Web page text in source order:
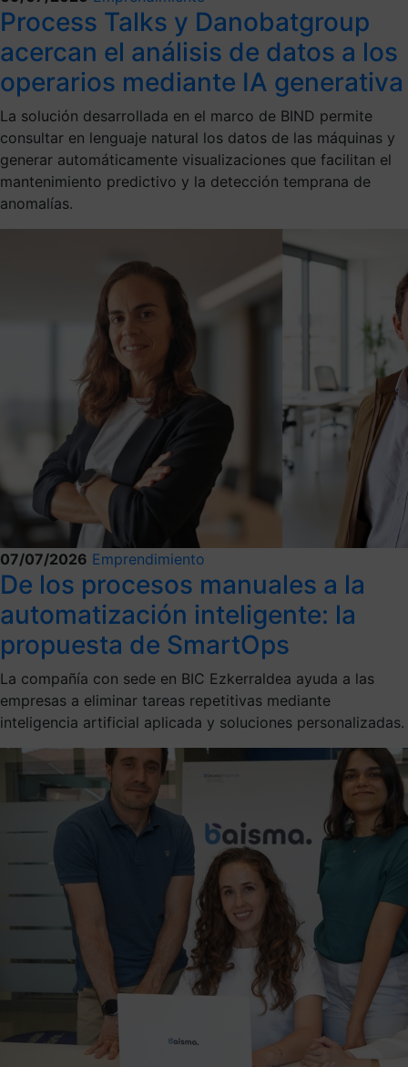
Process Talks y Danobatgroup
acercan el análisis de datos a los
operarios mediante IA generativa
La solución desarrollada en el marco de BIND permite
consultar en lenguaje natural los datos de las máquinas y
generar automáticamente visualizaciones que facilitan el
mantenimiento predictivo y la detección temprana de
anomalías.
07/07/2026 Emprendimiento
De los procesos manuales a la
automatización inteligente: la
propuesta de SmartOps
La compañía con sede en BIC Ezkerraldea ayuda a las
empresas a eliminar tareas repetitivas mediante
inteligencia artificial aplicada y soluciones personalizadas.